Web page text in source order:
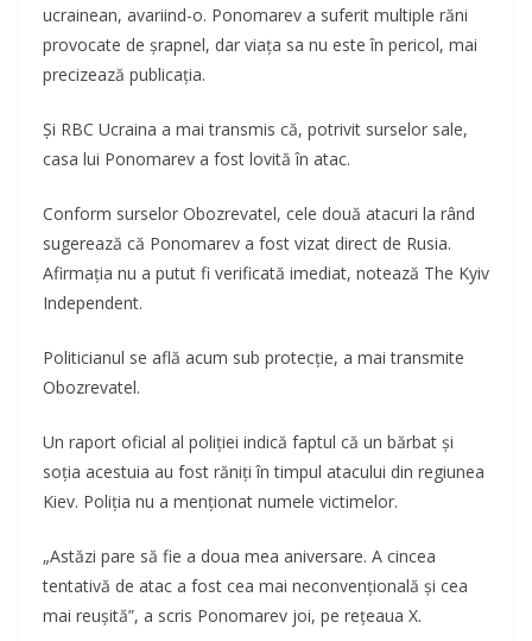
ucrainean, avariind-o. Ponomarev a suferit multiple răni
provocate de șrapnel, dar viața sa nu este în pericol, mai
precizează publicația.
Și RBC Ucraina a mai transmis că, potrivit surselor sale,
casa lui Ponomarev a fost lovită în atac.
Conform surselor Obozrevatel, cele două atacuri la rând
sugerează că Ponomarev a fost vizat direct de Rusia.
Afirmația nu a putut fi verificată imediat, notează The Kyiv
Independent.
Politicianul se află acum sub protecție, a mai transmite
Obozrevatel.
Un raport oficial al poliției indică faptul că un bărbat și
soția acestuia au fost răniți în timpul atacului din regiunea
Kiev. Poliția nu a menționat numele victimelor.
„Astăzi pare să fie a doua mea aniversare. A cincea
tentativă de atac a fost cea mai neconvențională și cea
mai reușită”, a scris Ponomarev joi, pe rețeaua X.